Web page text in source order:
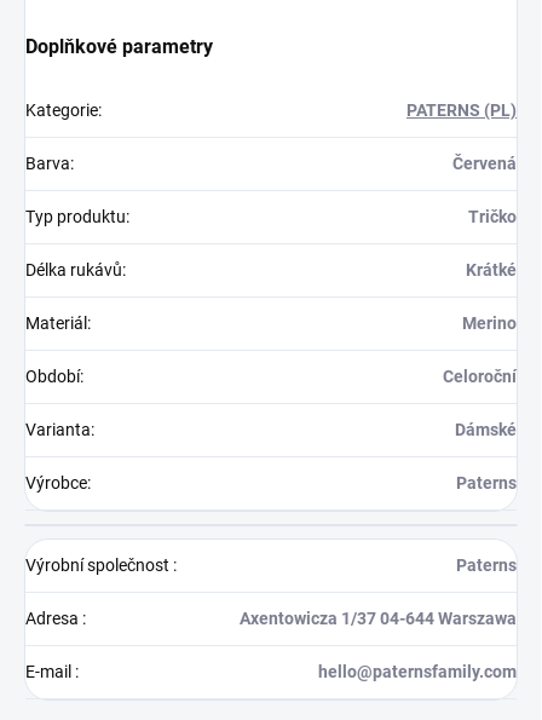
Doplňkové parametry
Kategorie: PATERNS (PL)
Barva: Červená
Typ produktu: Tričko
Délka rukávů: Krátké
Materiál : Merino
Období: Celoroční
Varianta: Dámské
Výrobce: Paterns
Výrobní společnost : Paterns
Adresa : Axentowicza 1/37 04-644 Warszawa
E-mail : hello@paternsfamily.com